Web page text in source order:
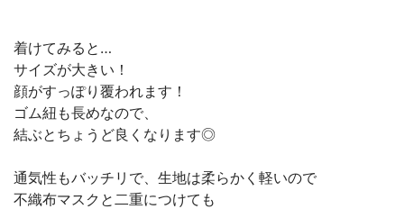
着けてみると…
サイズが大きい！
顔がすっぽり覆われます！
ゴム紐も長めなので、
結ぶとちょうど良くなります◎
通気性もバッチリで、生地は柔らかく軽いので
不織布マスクと二重につけても